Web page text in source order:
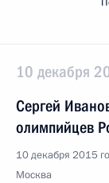
10 декабря
Сергей
олимпийцев
10 декабря 2015
Москва